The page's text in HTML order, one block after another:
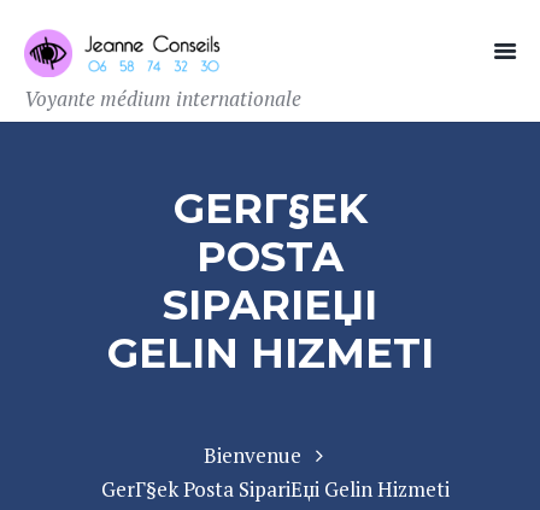
Voyante médium internationale
GERГ§EK
POSTA
SIPARIЕЏI
GELIN HIZMETI
Bienvenue
GerГ§ek Posta SipariЕџi Gelin Hizmeti